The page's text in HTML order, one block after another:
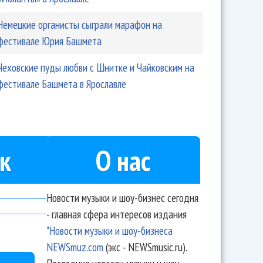
органисты сыграли марафон на
Юрия Башмета
пуды любви с Шнитке и Чайковским на
Башмета в Ярославле
О нас
Новости музыки и шоу-бизнес сегодня
- главная сфера интересов издания
"Новости музыки и шоу-бизнеса
NEWSmuz.com(экс - NEWSmusic.ru).